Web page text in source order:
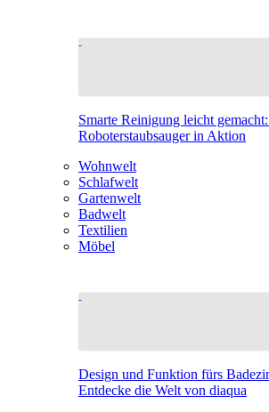
Smarte Reinigung leicht
Roboterstaubsauger in Aktion
Wohnwelt
Schlafwelt
Gartenwelt
Badwelt
Textilien
Möbel
Design und Funktion fürs
Entdecke die Welt von diaqua